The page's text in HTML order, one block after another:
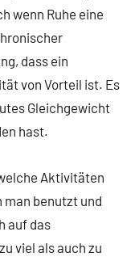
wenn Ruhe eine
dass ein
von Vorteil ist. Es
Gleichgewicht
hast.
Aktivitäten
benutzt und
auf das
viel als auch zu